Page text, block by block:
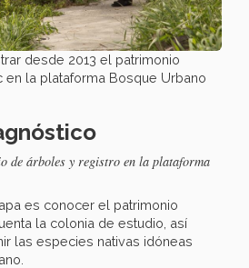
desde 2013 el patrimonio
en la plataforma Bosque Urbano
de árboles y registro en la plataforma
es conocer el patrimonio
la colonia de estudio, así
las especies nativas idóneas